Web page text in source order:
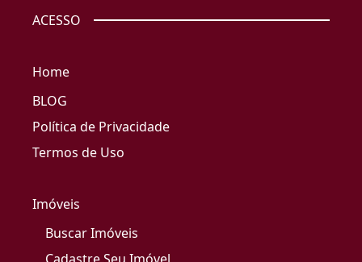
ACESSO
Home
BLOG
Política de Privacidade
Termos de Uso
Imóveis
Buscar Imóveis